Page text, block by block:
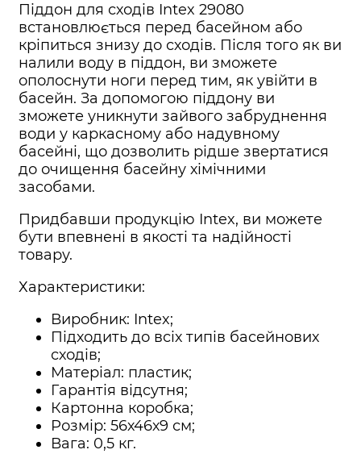
Піддон для сходів Intex 29080
встановлюється перед басейном або
кріпиться знизу до сходів. Після того як ви
налили воду в піддон, ви зможете
ополоснути ноги перед тим, як увійти в
басейн. За допомогою піддону ви
зможете уникнути зайвого забруднення
води у каркасному або надувному
басейні, що дозволить рідше звертатися
до очищення басейну хімічними
засобами.
Придбавши продукцію Intex, ви можете
бути впевнені в якості та надійності
товару.
Характеристики:
Виробник: Intex;
Підходить до всіх типів басейнових
сходів;
Матеріал: пластик;
Гарантія відсутня;
Картонна коробка;
Розмір: 56х46х9 см;
Вага: 0,5 кг.